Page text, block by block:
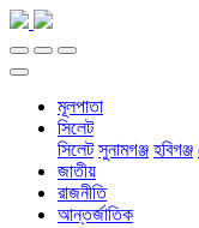
মূলপাতা
সিলেট
সিলেট সুনামগঞ্জ হবিগঞ্জ
জাতীয়
রাজনীতি
আন্তর্জাতিক